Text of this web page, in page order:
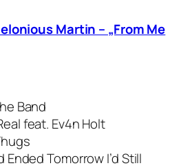
Martin – „From Me
Band
feat. Ev4n Holt
Ended Tomorrow I’d Still